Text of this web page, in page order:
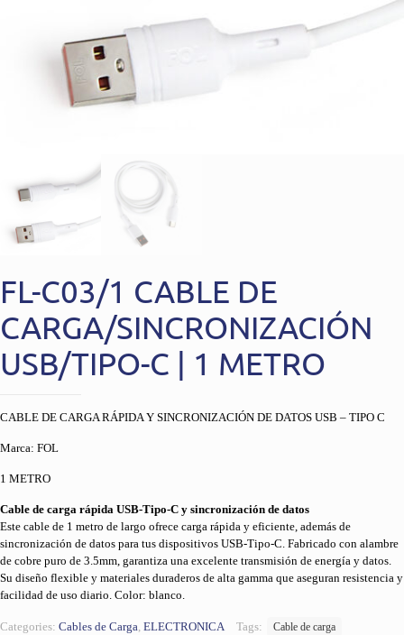
FL-C03/1 CABLE DE
CARGA/SINCRONIZACIÓN
USB/TIPO-C | 1 METRO
CABLE DE CARGA RÁPIDA Y SINCRONIZACIÓN DE DATOS USB – TIPO C
Marca: FOL
1 METRO
Cable de carga rápida USB-Tipo-C y sincronización de datos
Este cable de 1 metro de largo ofrece carga rápida y eficiente, además de
sincronización de datos para tus dispositivos USB-Tipo-C. Fabricado con alambre
de cobre puro de 3.5mm, garantiza una excelente transmisión de energía y datos.
Su diseño flexible y materiales duraderos de alta gamma que aseguran resistencia y
facilidad de uso diario. Color: blanco.
Categories: Cables de Carga, ELECTRONICA Tags:
Cable de carga